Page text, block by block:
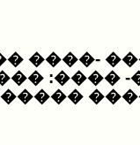
�����
���